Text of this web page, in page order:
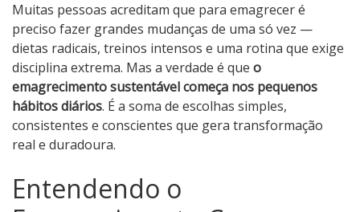
Muitas pessoas acreditam que para emagrecer é
preciso fazer grandes mudanças de uma só vez —
dietas radicais, treinos intensos e uma rotina que exige
disciplina extrema. Mas a verdade é que o
emagrecimento sustentável começa nos pequenos
hábitos diários. É a soma de escolhas simples,
consistentes e conscientes que gera transformação
real e duradoura.
Entendendo o